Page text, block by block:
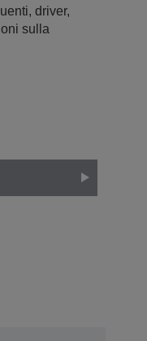
driver,
sulla